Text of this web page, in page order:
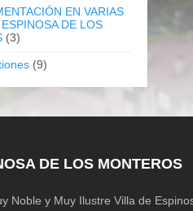
EN VARIAS
DE LOS
(3)
(9)
DE LOS MONTEROS
Noble y Muy Ilustre Villa de